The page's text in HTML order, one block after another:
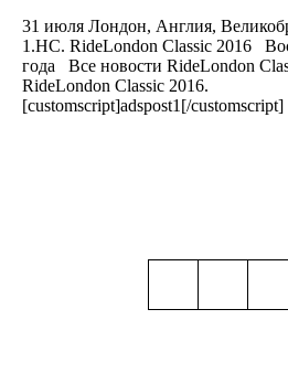
31 июля Лондон, Англия,
1.HC. RideLondon Classic 2016
года Все новости RideLondon
RideLondon Classic 2016.
[customscript]adspost1[/customscript]